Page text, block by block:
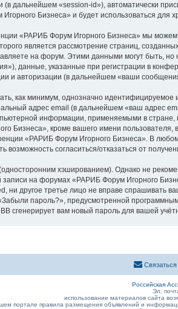
(в дальнейшем «session-id»), автоматически
Бизнеса» и будет использоваться
«РАРИБ Форум Игорного Бизнеса» мы
является рассмотрение страниц,
на форум. Этими данными могут быть,
данные, указанные при регистрации в
и авторизации (в дальнейшем «ваши
как минимум, однозначно
адрес email (в дальнейшем «ваш адрес
информации, применяемыми в
Бизнеса», кроме вашего имени пользователя,
«РАРИБ Форум Игорного Бизнеса». В
возможность согласиться/отказаться от
хэшированием). Однако не
записи на форумах «РАРИБ Форум Игорного
ни другое третье лицо не вправе спрашивать
пароль?», предусмотренной
сгенерирует вам новый пароль для вашей
Российская
Эл.
использование материалов сайта
портале правила размещения объявлений и